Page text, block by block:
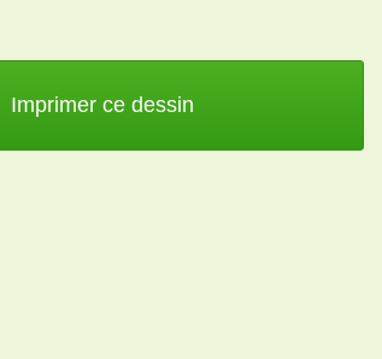
Imprimer ce dessin